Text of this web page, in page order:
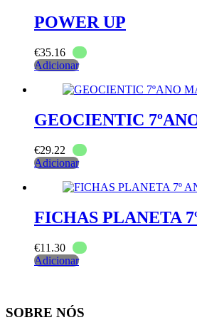
POWER UP
€35.16
Adicionar
GEOCIENTIC
€29.22
Adicionar
FICHAS PLANETA
€11.30
Adicionar
SOBRE NÓS